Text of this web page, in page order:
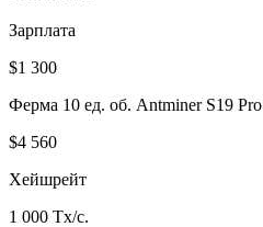
Зарплата
$1 300
Ферма 10 ед. об. Antminer S19 Pro
$4 560
Хейшрейт
1 000 Tх/с.